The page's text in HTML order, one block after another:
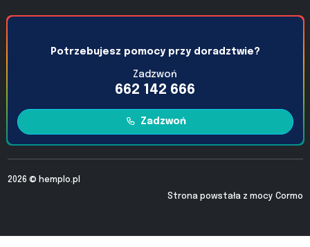
Potrzebujesz pomocy przy doradztwie?
Zadzwoń
662 142 666
Zadzwoń
2026 © hemplo.pl
Strona powstała z mocy Cormo